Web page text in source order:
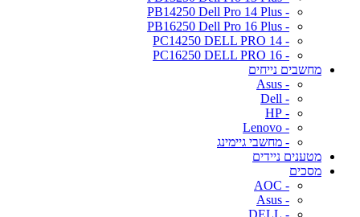
- PB14250 Dell Pro 14 Plus
- PB16250 Dell Pro 16 Plus
- PC14250 DELL PRO 14
- PC16250 DELL PRO 16
מחשבים נייחים
- Asus
- Dell
- HP
- Lenovo
- מחשבי גיימינג
מטענים ניידים
מסכים
- AOC
- Asus
- DELL